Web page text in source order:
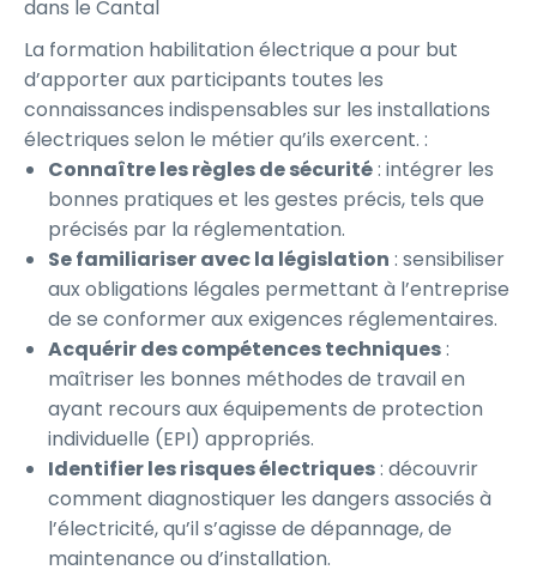
dans le Cantal
La formation habilitation électrique a pour but
d’apporter aux participants toutes les
connaissances indispensables sur les installations
électriques selon le métier qu’ils exercent. :
Connaître les règles de sécurité: intégrer les
bonnes pratiques et les gestes précis, tels que
précisés par la réglementation.
Se familiariser avec la législation : sensibiliser
aux obligations légales permettant à l’entreprise
de se conformer aux exigences réglementaires.
Acquérir des compétences techniques:
maîtriser les bonnes méthodes de travail en
ayant recours aux équipements de protection
individuelle (EPI) appropriés.
Identifier les risques électriques: découvrir
comment diagnostiquer les dangers associés à
l’électricité, qu’il s’agisse de dépannage, de
maintenance ou d’installation.